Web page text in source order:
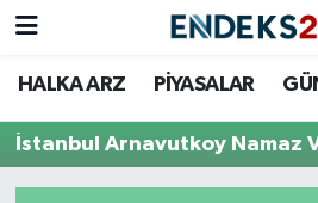
HALKA ARZ PİYASALAR
İstanbul Arnavutkoy Namaz
EMLAK
ENERJİ
Nöbetçi Eczaneler
Hava Durumu